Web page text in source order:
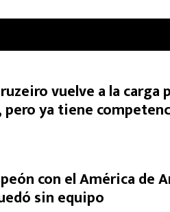
vuelve a la carga
pero ya tiene
con el América de
sin equipo